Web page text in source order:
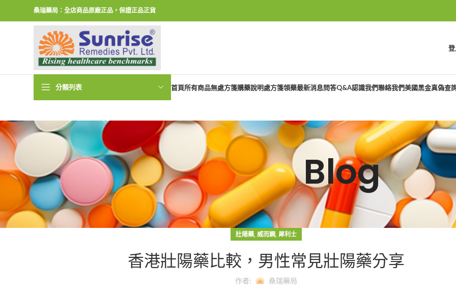
桑瑞藥局：全店商品原廠正品，保證正品正貨
分類列表 首頁所有商品無處方箋購藥說明處方箋領藥最新消息問答Q&A認識我們聯絡我們美國黑金真偽查
Blog
壯陽藥, 威而鋼, 犀利士
香港壯陽藥比較，男性常見壯陽藥分享
作者: 桑瑞藥局